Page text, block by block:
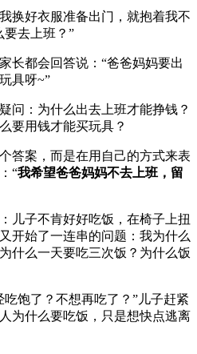
换好衣服准备出门，就抱着我不
要去上班？”
长都会回答说：“爸爸妈妈要出
具呀~”
问：为什么出去上班才能挣钱？
要用钱才能买玩具？
答案，而是在用自己的方式来表
“我希望爸爸妈妈不去上班，留
儿子不肯好好吃饭，在椅子上扭
开始了一连串的问题：我为什么
什么一天要吃三次饭？为什么饭
饱了？不想再吃了？”儿子赶紧
为什么要吃饭，只是想快点逃离